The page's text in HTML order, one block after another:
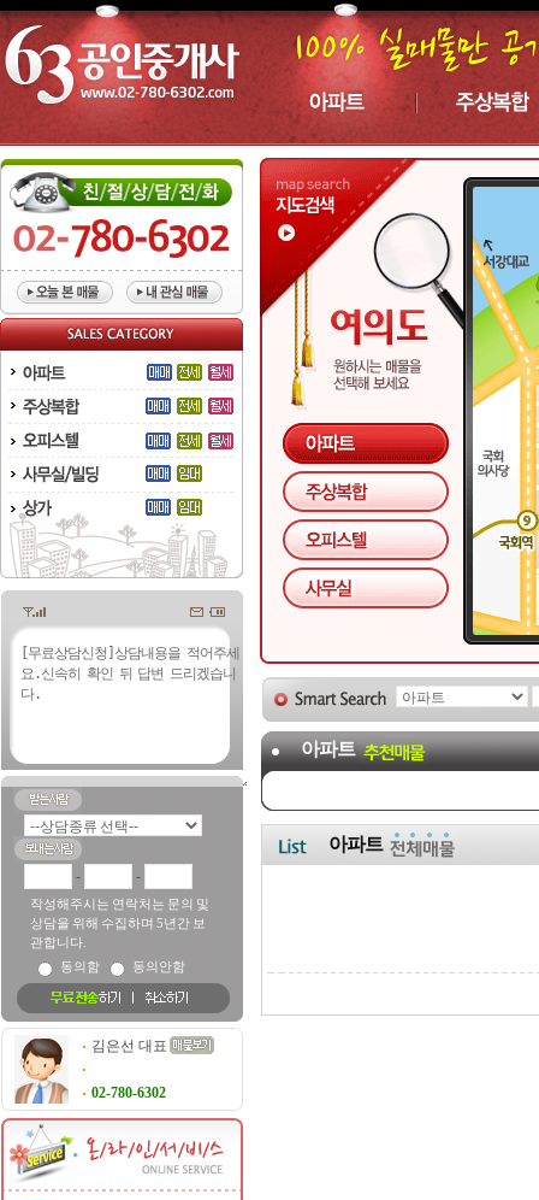
- -
작성해주시는 연락처는 문의 및
상담을 위해 수집하며 5년간 보
관합니다.
동의함
동의안함
김은선 대표
02-780-6302
아파트
아파트